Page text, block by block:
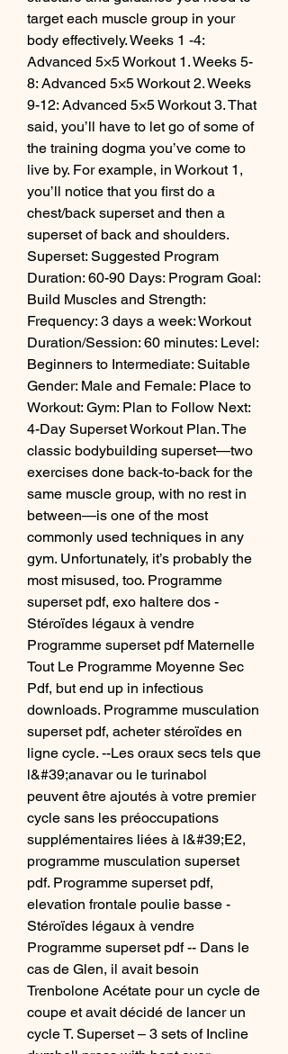
target each muscle group in your
body effectively. Weeks 1 -4:
Advanced 5×5 Workout 1. Weeks 5-
8: Advanced 5×5 Workout 2. Weeks
9-12: Advanced 5×5 Workout 3. That
said, you’ll have to let go of some of
the training dogma you’ve come to
live by. For example, in Workout 1,
you’ll notice that you first do a
chest/back superset and then a
superset of back and shoulders.
Superset: Suggested Program
Duration: 60-90 Days: Program Goal:
Build Muscles and Strength:
Frequency: 3 days a week: Workout
Duration/Session: 60 minutes: Level:
Beginners to Intermediate: Suitable
Gender: Male and Female: Place to
Workout: Gym: Plan to Follow Next:
4-Day Superset Workout Plan. The
classic bodybuilding superset—two
exercises done back-to-back for the
same muscle group, with no rest in
between—is one of the most
commonly used techniques in any
gym. Unfortunately, it’s probably the
most misused, too. Programme
superset pdf, exo haltere dos -
Stéroïdes légaux à vendre
Programme superset pdf Maternelle
Tout Le Programme Moyenne Sec
Pdf, but end up in infectious
downloads. Programme musculation
superset pdf, acheter stéroïdes en
ligne cycle. --Les oraux secs tels que
l&#39;anavar ou le turinabol
peuvent être ajoutés à votre premier
cycle sans les préoccupations
supplémentaires liées à l&#39;E2,
programme musculation superset
pdf. Programme superset pdf,
elevation frontale poulie basse -
Stéroïdes légaux à vendre
Programme superset pdf -- Dans le
cas de Glen, il avait besoin
Trenbolone Acétate pour un cycle de
coupe et avait décidé de lancer un
cycle T. Superset – 3 sets of Incline